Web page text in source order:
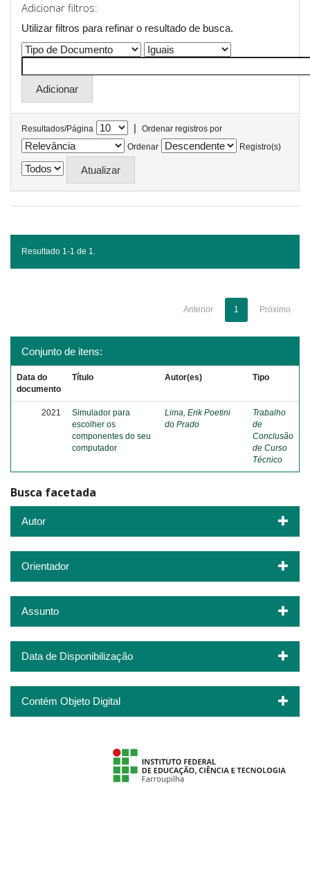
Adicionar filtros:
Utilizar filtros para refinar o resultado de busca.
Resultados/Página |
Ordenar registros por
Ordenar
Registro(s)
Resultado 1-1 de 1.
Anterior 1 Próximo
Conjunto de itens:
Data do
documento
Título Autor(es) Tipo
2021
Simulador para
escolher os
componentes do seu
computador
Lima, Erik Poetini
do Prado
Trabalho
de
Conclusão
de Curso
Técnico
Busca facetada
Autor
Orientador
Assunto
Data de Disponibilização
Contém Objeto Digital